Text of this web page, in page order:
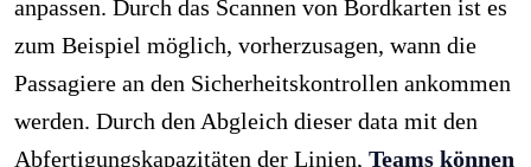
anpassen. Durch das Scannen von Bordkarten ist es
zum Beispiel möglich, vorherzusagen, wann die
Passagiere an den Sicherheitskontrollen ankommen
werden. Durch den Abgleich dieser data mit den
Abfertigungskapazitäten der Linien,Teams können